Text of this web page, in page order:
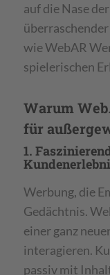
auf die Nase
wie WebAR
spielerischen
Warum
für
1.
Werbung, die
Gedächtnis.
einer ganz
interagieren.
passiv mit